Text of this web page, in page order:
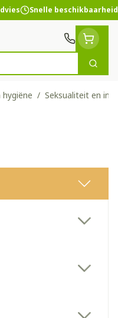
Snelle beschikbaarheid
Zoek
/ Seksualiteit en